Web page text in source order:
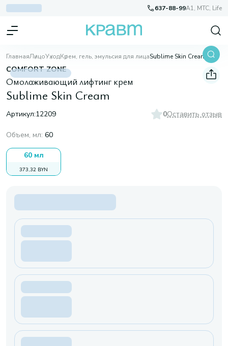
637-88-99A1, МТС, Life
ГлавнаяЛицоУходКрем, гель, эмульсия для лицаSublime Skin Cream
COMFORT ZONE
Омолаживающий лифтинг крем
Sublime Skin Cream
Артикул:12209 0Оставить отзыв
Объем, мл: 60
60 мл
373,32 BYN